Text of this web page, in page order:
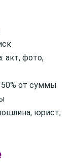
акт, фото,
от суммы
юрист,